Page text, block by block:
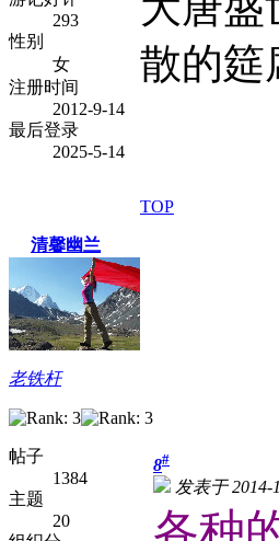
293
性别
女
注册时间
2012-9-14
最后登录
2025-5-14
散的筵
TOP
清馨幽兰
老铁杆
帖子
1384
主题
20
8#
发表于 2014-